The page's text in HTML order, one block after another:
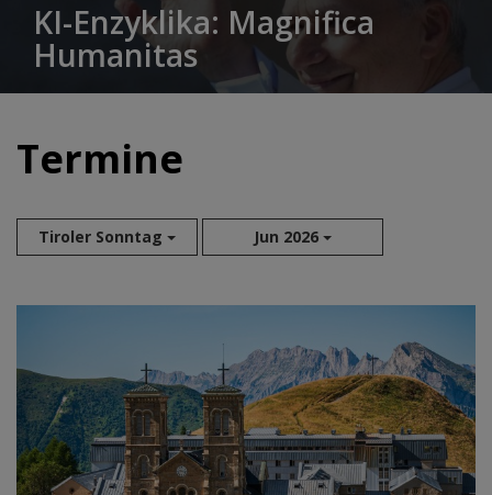
KI-Enzyklika: Magnifica
Humanitas
Termine
Tiroler Sonntag Jun 2026
Aug 2026
Okt 2026
Nov 2026
Dez 2026
Jan 2027
Feb 2027